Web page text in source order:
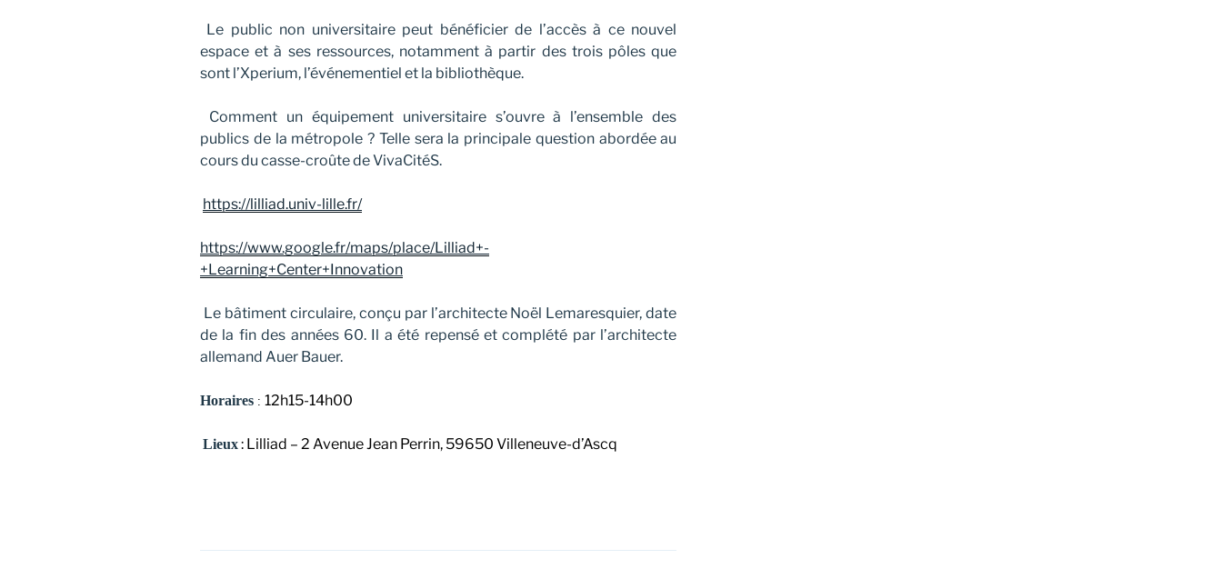
Le public non universitaire peut bénéficier de l’accès à ce nouvel
espace et à ses ressources, notamment à partir des trois pôles que
sont l’Xperium, l’événementiel et la bibliothèque.
Comment un équipement universitaire s’ouvre à l’ensemble des
publics de la métropole ? Telle sera la principale question abordée au
cours du casse-croûte de VivaCitéS.
https://lilliad.univ-lille.fr/
https://www.google.fr/maps/place/Lilliad+-
+Learning+Center+Innovation
Le bâtiment circulaire, conçu par l’architecte Noël Lemaresquier, date
de la fin des années 60. Il a été repensé et complété par l’architecte
allemand Auer Bauer.
Horaires : 12h15-14h00
Lieux: Lilliad – 2 Avenue Jean Perrin, 59650 Villeneuve-d’Ascq